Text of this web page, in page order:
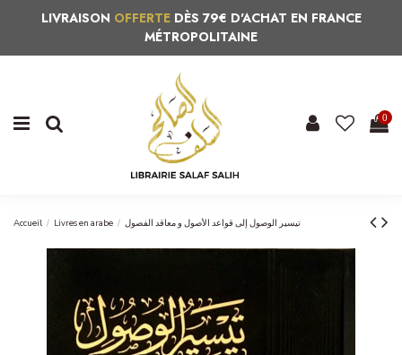
LIVRAISON OFFERTEDÈS 79€ D'ACHAT EN FRANCE
MÉTROPOLITAINE
0
Accueil Livres en arabe تيسير الوصول إلى قواعد الأصول و معاقد الفصول